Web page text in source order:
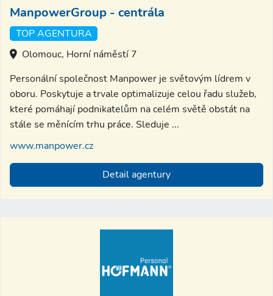
ManpowerGroup - centrála
TOP AGENTURA
Olomouc, Horní náměstí 7
Personální společnost Manpower je světovým lídrem v
oboru. Poskytuje a trvale optimalizuje celou řadu služeb,
které pomáhají podnikatelům na celém světě obstát na
stále se měnícím trhu práce. Sleduje ...
www.manpower.cz
Detail agentury